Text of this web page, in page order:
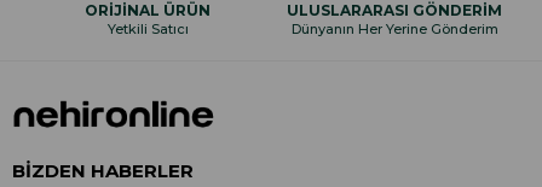
ORİJİNAL ÜRÜN
Yetkili Satıcı
ULUSLARARASI GÖNDERİM
Dünyanın Her Yerine Gönderim
BİZDEN HABERLER